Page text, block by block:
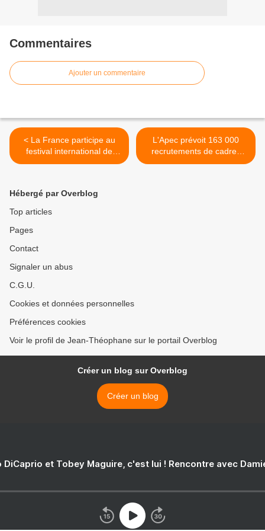
Commentaires
Ajouter un commentaire
< La France participe au
festival international de
théâtre "Net" à Moscou
L'Apec prévoit 163 000
recrutements de cadres
cette année >
Hébergé par Overblog
Top articles
Pages
Contact
Signaler un abus
C.G.U.
Cookies et données personnelles
Préférences cookies
Voir le profil de Jean-Théophane sur le portail Overblog
Créer un blog sur Overblog
Créer un blog
DiCaprio et Tobey Maguire, c'est lui ! Rencontre avec